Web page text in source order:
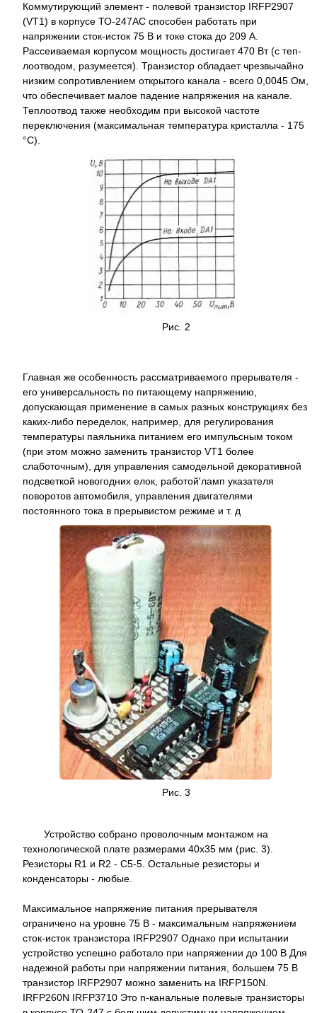
Коммутирующий элемент - полевой транзистор IRFP2907
(VT1) в корпусе ТО-247АС способен работать при
напряжении сток-исток 75 В и токе стока до 209 А.
Рассеиваемая корпусом мощность достигает 470 Вт (с теп-
лоотводом, разумеется). Транзистор обладает чрезвычайно
низким сопротивлением открытого канала - всего 0,0045 Ом,
что обеспечивает малое падение напряжения на канале.
Теплоотвод также необходим при высокой частоте
переключения (максимальная температура кристалла - 175
°С).
Рис. 2
Главная же особенность рассматриваемого прерывателя -
его универсальность по питающему напряжению,
допускающая применение в самых разных конструкциях без
каких-либо переделок, например, для регулирования
температуры паяльника питанием его импульсным током
(при этом можно заменить транзистор VT1 более
слаботочным), для управления самодельной декоративной
подсветкой новогодних елок, работой'ламп указателя
поворотов автомобиля, управления двигателями
постоянного тока в прерывистом режиме и т. д
Рис. 3
Устройство собрано проволочным монтажом на
технологической плате размерами 40x35 мм (рис. 3).
Резисторы R1 и R2 - С5-5. Остальные резисторы и
конденсаторы - любые.
Максимальное напряжение питания прерывателя
ограничено на уровне 75 В - максимальным напряжением
сток-исток транзистора IRFP2907 Однако при испытании
устройство успешно работало при напряжении до 100 В Для
надежной работы при напряжении питания, большем 75 В
транзистор IRFP2907 можно заменить на IRFP150N.
IRFP260N IRFP3710 Это n-канальные полевые транзисторы